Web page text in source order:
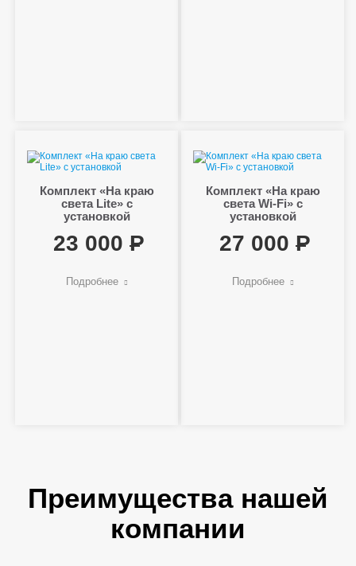
Комплект «На краю
света Lite» с
установкой
23 000
Подробнее
Комплект «На краю
света Wi-Fi» с
установкой
27 000
Подробнее
Преимущества нашей
компании